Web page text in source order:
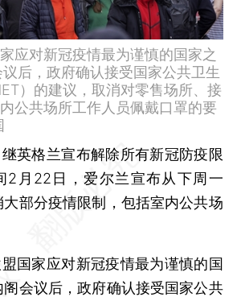
应对新冠疫情最为谨慎的国家之
后，政府确认接受国家公共卫生
）的建议，取消对零售场所、接
公共场所工作人员佩戴口罩的要
继英格兰宣布解除所有新冠防疫限
2月22日，爱尔兰宣布从下周一
大部分疫情限制，包括室内公共场
家应对新冠疫情最为谨慎的国
会议后，政府确认接受国家公共